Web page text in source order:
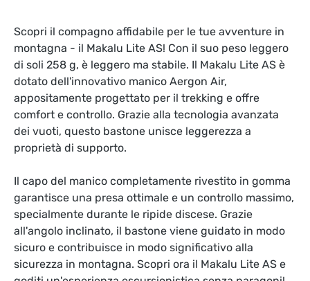
Scopri il compagno affidabile per le tue avventure in
montagna - il Makalu Lite AS! Con il suo peso leggero
di soli 258 g, è leggero ma stabile. Il Makalu Lite AS è
dotato dell'innovativo manico Aergon Air,
appositamente progettato per il trekking e offre
comfort e controllo. Grazie alla tecnologia avanzata
dei vuoti, questo bastone unisce leggerezza a
proprietà di supporto.
Il capo del manico completamente rivestito in gomma
garantisce una presa ottimale e un controllo massimo,
specialmente durante le ripide discese. Grazie
all'angolo inclinato, il bastone viene guidato in modo
sicuro e contribuisce in modo significativo alla
sicurezza in montagna. Scopri ora il Makalu Lite AS e